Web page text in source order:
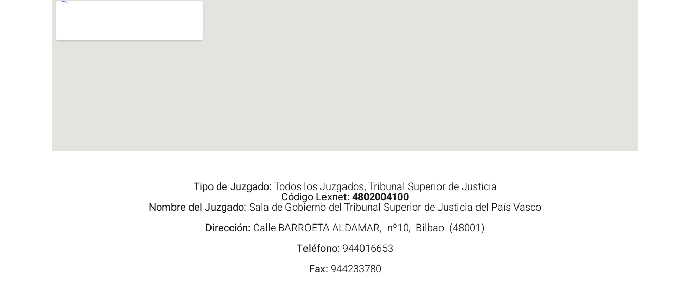
Tipo de Juzgado: Todos los Juzgados,Tribunal Superior de Justicia
Código Lexnet: 4802004100
Nombre del Juzgado: Sala de Gobierno del Tribunal Superior de Justicia del País Vasco
Dirección: Calle BARROETA ALDAMAR, nº10, Bilbao (48001)
Teléfono: 944016653
Fax: 944233780